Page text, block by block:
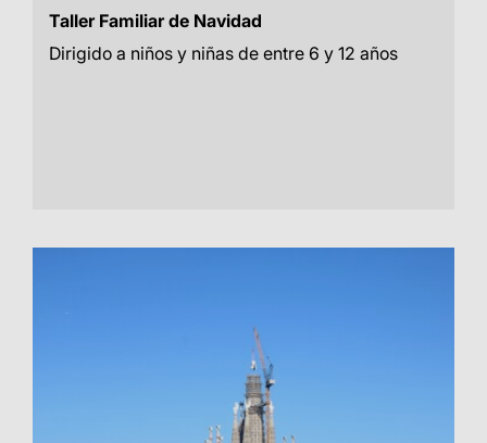
Taller Familiar de Navidad
Dirigido a niños y niñas de entre 6 y 12 años